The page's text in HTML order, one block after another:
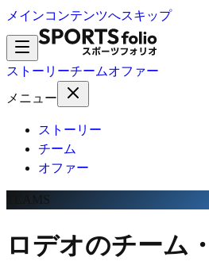
メインコンテンツへスキップ
ストーリーチームオファー
メニュー
ストーリー
チーム
オファー
TEAMS
ロデオのチーム